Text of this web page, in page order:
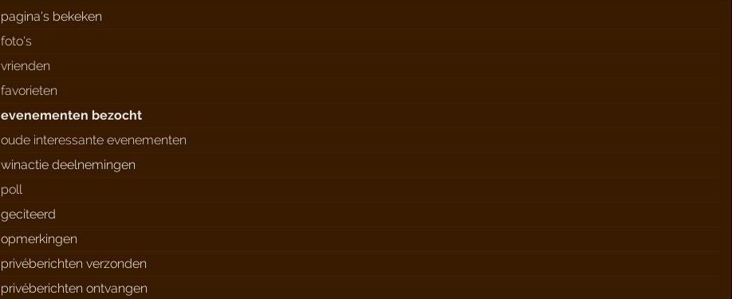
pagina's bekeken
foto's
vrienden
favorieten
evenementen bezocht
oude interessante evenementen
winactie deelnemingen
poll
geciteerd
opmerkingen
privéberichten verzonden
privéberichten ontvangen